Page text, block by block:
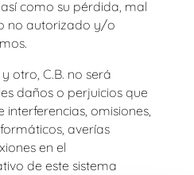
como su pérdida, mal
no autorizado y/o
otro, C.B. no será
daños o perjuicios que
omisiones,
averías
en el
de este sistema